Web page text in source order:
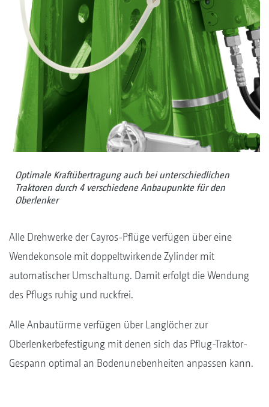
Optimale Kraftübertragung auch bei unterschiedlichen
Traktoren durch 4 verschiedene Anbaupunkte für den
Oberlenker
Alle Drehwerke der Cayros-Pflüge verfügen über eine
Wendekonsole mit doppeltwirkende Zylinder mit
automatischer Umschaltung. Damit erfolgt die Wendung
des Pflugs ruhig und ruckfrei.
Alle Anbautürme verfügen über Langlöcher zur
Oberlenkerbefestigung mit denen sich das Pflug-Traktor-
Gespann optimal an Bodenunebenheiten anpassen kann.